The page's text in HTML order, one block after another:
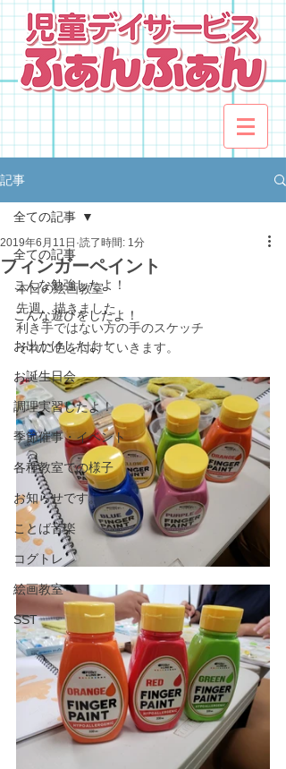
記事
全ての記事
こんな勉強したよ！
こんな遊びをしたよ！
お出かけしたよ！
お誕生日会
調理実習したよ！
季節催事・イベント
各種教室での様子
お知らせです。
ことば音楽
コグトレ
絵画教室
SST
全ての記事
フィンガーペイント
2019年6月11日 読了時間: 1分
本日の絵画教室
先週、描きました
利き手ではない方の手のスケッチ
それに色を付けていきます。